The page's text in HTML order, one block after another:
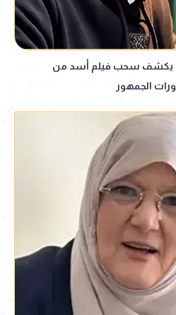
يكشف سحب فيلم أسد من
الجمهور